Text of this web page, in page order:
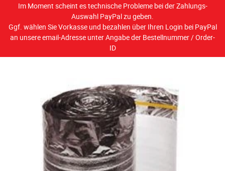
Im Moment scheint es technische Probleme bei der Zahlungs-
Auswahl PayPal zu geben.
Ggf. wählen Sie Vorkasse und bezahlen über Ihren Login bei PayPal
an unsere email-Adresse unter Angabe der Bestellnummer / Order-
ID